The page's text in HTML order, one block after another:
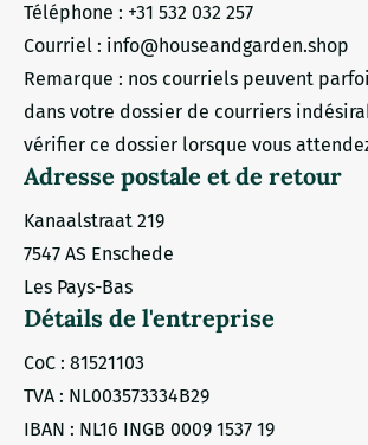
Téléphone : +31 532 032 257
Courriel : info@houseandgarden.shop
Remarque : nos courriels peuvent
dans votre dossier de courriers
vérifier ce dossier lorsque vous
Adresse postale et de retour
Kanaalstraat 219
7547 AS Enschede
Les Pays-Bas
Détails de l'entreprise
CoC : 81521103
TVA : NL003573334B29
IBAN : NL16 INGB 0009 1537 19